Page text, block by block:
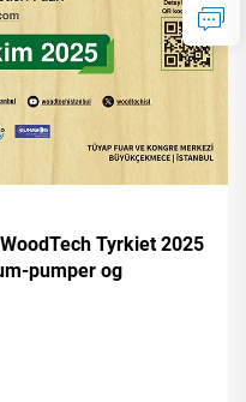
Tyrkiet 2025
pumper og